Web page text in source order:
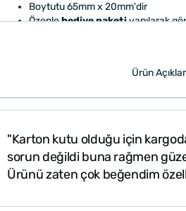
Boytutu 65mm x 20mm'dir
Özenlehediye paketiyapılarak
Ürün
"Karton kutu olduğu için
sorun değildi buna rağmen
Ürünü zaten çok beğendim